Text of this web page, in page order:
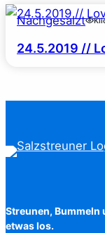
Nachgesalzt
24.5.2019 //
Streunen, Bummeln
etwas los.